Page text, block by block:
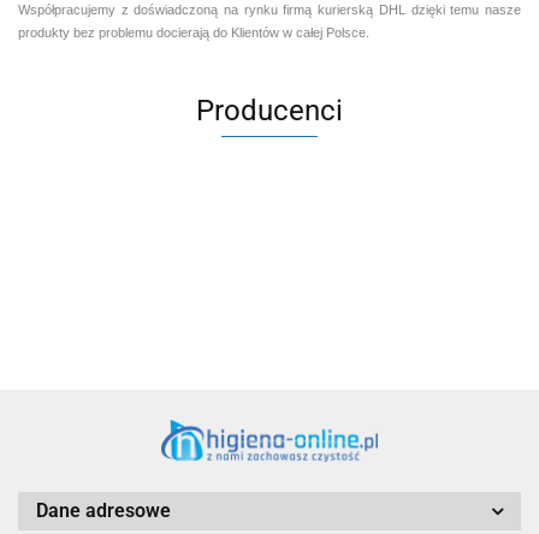
Współpracujemy z doświadczoną na rynku firmą kurierską DHL dzięki temu nasze
produkty bez problemu docierają do Klientów w całej Polsce.
Producenci
Dane adresowe